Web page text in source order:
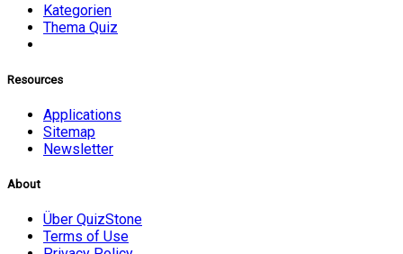
Kategorien
Thema Quiz
Resources
Applications
Sitemap
Newsletter
About
Über QuizStone
Terms of Use